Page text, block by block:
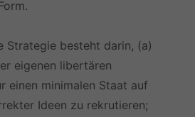
Strategie besteht darin, (a)
eigenen libertären
einen minimalen Staat auf
Ideen zu rekrutieren;